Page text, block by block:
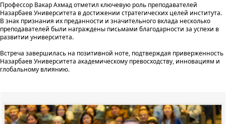
Профессор Вакар Ахмад отметил ключевую роль преподавателей
Назарбаев Университета в достижении стратегических целей института.
В знак признания их преданности и значительного вклада несколько
преподавателей были награждены письмами благодарности за успехи в
развитии университета.
Встреча завершилась на позитивной ноте, подтверждая приверженность
Назарбаев Университета академическому превосходству, инновациям и
глобальному влиянию.